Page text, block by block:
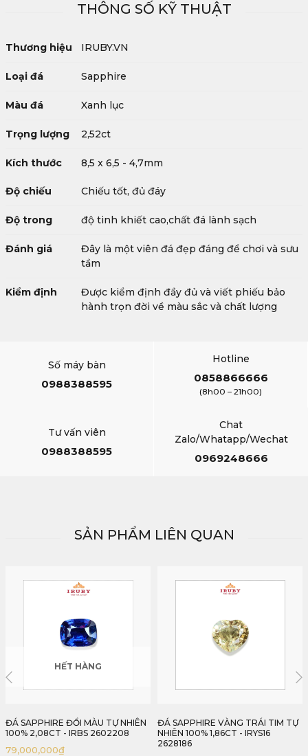
THÔNG SỐ KỸ THUẬT
Thương hiệu IRUBY.VN
Loại đá Sapphire
Màu đá Xanh lục
Trọng lượng 2,52ct
Kích thước 8,5 x 6,5 - 4,7mm
Độ chiếu Chiếu tốt, đủ đáy
Độ trong độ tinh khiết cao,chất đá lành sạch
Đánh giá
Đây là một viên đá đẹp đáng để chơi và sưu
tầm
Kiểm định
Được kiểm định đầy đủ và viết phiếu bảo
hành trọn đời về màu sắc và chất lượng
Số máy bàn
0988388595
Hotline
0858866666
(8h00 – 21h00)
Tư vấn viên
0988388595
Chat
Zalo/Whatapp/Wechat
0969248666
SẢN PHẨM LIÊN QUAN
ĐÁ SAPPHIRE VÀNG TRÁI TIM TỰ
NHIÊN 100% 1,86CT - IRYS16
ĐÁ SAPPHIRE TÍM LAVENDER TỰ
NHIÊN 100% 1,13CT - IRPS25
26211113